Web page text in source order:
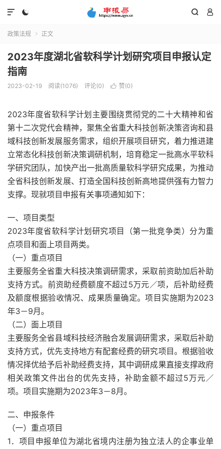
  

政策法规  正文
2023年度湖北省软科学计划研究项目申报认定
指南
2023-02-19 阅读(1076) 评论(0)  赞(0)
2023年度省软科学计划主要围绕贯彻党的二十大精神和省
第十二次党代会精神，聚焦全省重大科技创新决策咨询和县
域科技创新发展服务需求，组织开展项目研究，着力推进建
立常态化科技创新决策调研机制，培育稳定一批高水平软科
学研究团队，加快产出一批高质量软科学研究成果，为推动
全省科技创新发展、打造全国科技创新高地提供强有力智力
支撑。现就项目申报有关事项通知如下：
一、项目类型
2023年度省软科学计划研究项目（第一批竞争类）分为重
点项目和面上项目两类。
（一）重点项目
主要服务全省重大科技决策调研需求，采取前资助加后补助
支持方式。前资助经费额度不超过5万元／项，后补助经费
及额度根据验收情况、成果质量确定。项目实施期为2023
年3－9月。
（二）面上项目
主要服务全省县域科技经济融合发展调研需求，采取后补助
支持方式，优先支持地方有配套经费的研究项目。根据验收
情况择优给予后补助经费支持，其中调研成果直接支撑政府
相关政策文件出台的优先支持，补助金额不超过5万元／
项。项目实施期为2023年3－8月。
二、申报条件
（一）重点项目
1．项目申报单位为湖北省境内注册为独立法人的企事业单